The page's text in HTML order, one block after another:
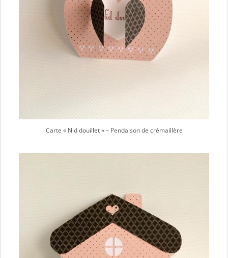
Carte « Nid douillet » – Pendaison de crémaillère